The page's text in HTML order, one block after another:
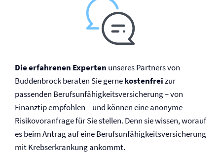
Die erfahrenen Experten unseres Partners von
Buddenbrock beraten Sie gernekostenfreizur
passenden Berufs­unfähigkeits­versicherung – von
Finanztip empfohlen – und können eine anonyme
Risikovoranfrage für Sie stellen. Denn sie wissen, worauf
es beim Antrag auf eine Berufs­unfähigkeits­versicherung
mit Krebserkrankung ankommt.